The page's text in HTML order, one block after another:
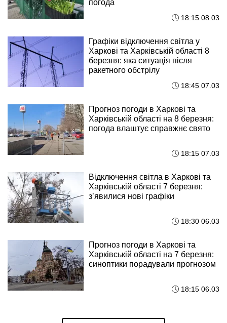
погода
18:15 08.03
Графіки відключення світла у
Харкові та Харківській області 8
березня: яка ситуація після
ракетного обстрілу
18:45 07.03
Прогноз погоди в Харкові та
Харківській області на 8 березня:
погода влаштує справжнє свято
18:15 07.03
Відключення світла в Харкові та
Харківській області 7 березня:
зʼявилися нові графіки
18:30 06.03
Прогноз погоди в Харкові та
Харківській області на 7 березня:
синоптики порадували прогнозом
18:15 06.03